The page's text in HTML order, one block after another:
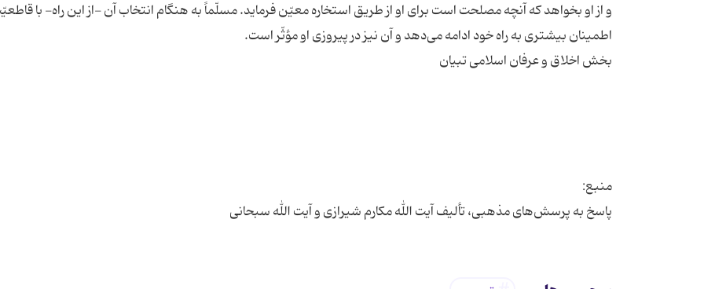
و از او بخواهد که آنچه مصلحت است برای او از طریق استخاره معیّن فرماید. مسلّماً به هنگام انتخاب آن -از این راه- با
پاسخ به پرسش‌های مذهبی، تألیف آیت الله مکارم شیرازی و آیت الله سبحانی